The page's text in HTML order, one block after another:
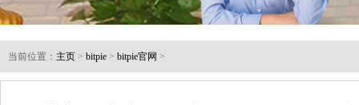
当前位置： 主页 > bitpie > bitpie官网 >